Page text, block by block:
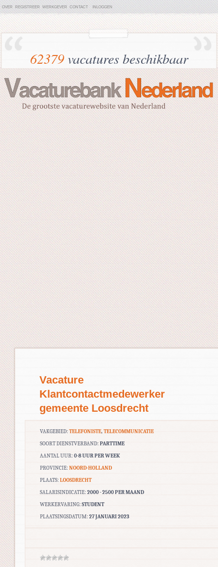
OVER REGISTREER WERKGEVER CONTACT INLOGGEN
62379vacatures beschikbaar
Vacature
Klantcontactmedewerker
gemeente Loosdrecht
VAKGEBIED: TELEFONISTE, TELECOMMUNICATIE
SOORT DIENSTVERBAND: PARTTIME
AANTAL UUR: 0-8 UUR PER WEEK
PROVINCIE: NOORD-HOLLAND
PLAATS: LOOSDRECHT
SALARISINDICATIE: 2000 - 2500 PER MAAND
WERKERVARING: STUDENT
PLAATSINGSDATUM: 27 JANUARI 2023